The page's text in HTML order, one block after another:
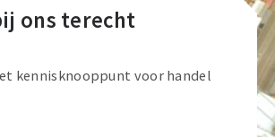
ons terecht
kennisknooppunt voor handel